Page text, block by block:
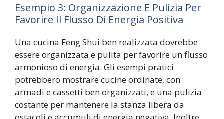
Esempio 3: Organizzazione E Pulizia Per
Favorire Il Flusso Di Energia Positiva
Una cucina Feng Shui ben realizzata dovrebbe
essere organizzata e pulita per favorire un flusso
armonioso di energia. Gli esempi pratici
potrebbero mostrare cucine ordinate, con
armadi e cassetti ben organizzati, e una pulizia
costante per mantenere la stanza libera da